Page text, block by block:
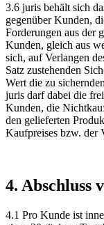
3.6 juris behält sich
gegenüber Kunden,
Forderungen aus der
Kunden, gleich aus
sich, auf Verlangen
Satz zustehenden
Wert die zu
juris darf dabei die
Kunden, die
den gelieferten
Kaufpreises bzw. der
4. Abschluss
4.1 Pro Kunde ist